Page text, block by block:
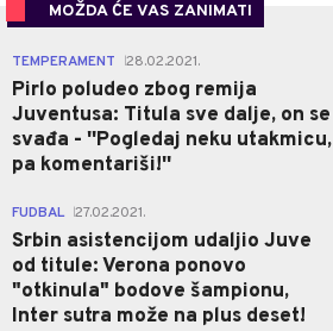
MOŽDA ĆE VAS ZANIMATI
TEMPERAMENT 28.02.2021.
Pirlo poludeo zbog remija
Juventusa: Titula sve dalje, on se
svađa - ''Pogledaj neku utakmicu,
pa komentariši!''
FUDBAL 27.02.2021.
Srbin asistencijom udaljio Juve
od titule: Verona ponovo
"otkinula" bodove šampionu,
Inter sutra može na plus deset!